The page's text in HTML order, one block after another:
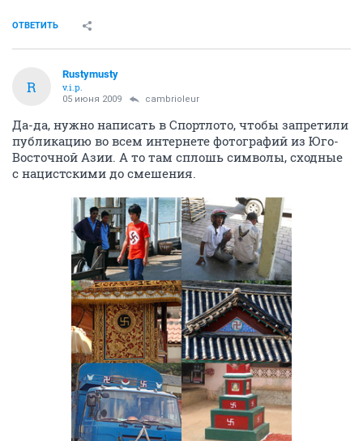
ОТВЕТИТЬ
R
Rustymusty
v.i.p.
05 июня 2009 cambrioleur
Да-да, нужно написать в Спортлото, чтобы запретили
публикацию во всем интернете фотографий из Юго-
Восточной Азии. А то там сплошь символы, сходные
с нацистскими до смешения.